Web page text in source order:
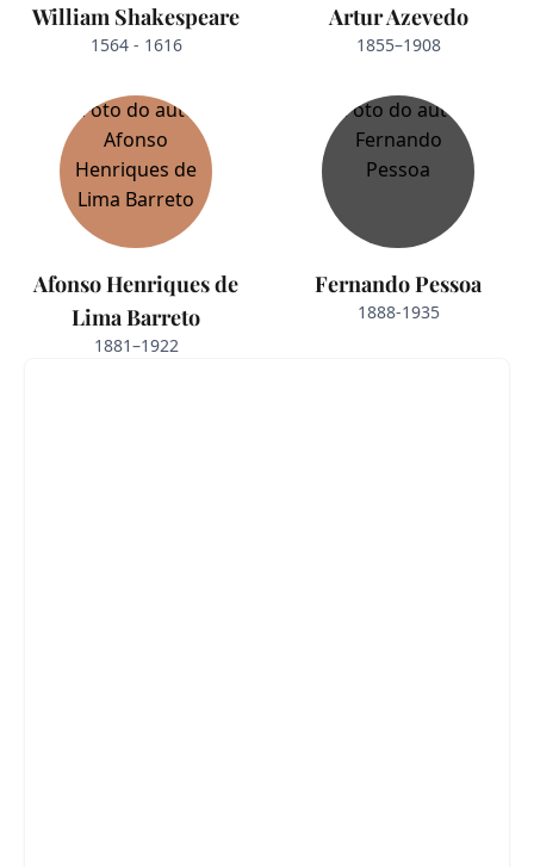
William Shakespeare
1564 - 1616
Artur Azevedo
1855–1908
Afonso Henriques de
Lima Barreto
1881–1922
Fernando Pessoa
1888-1935